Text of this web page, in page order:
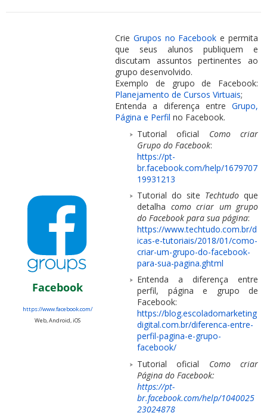
Facebook
https://www.facebook.com/
Web, Android, iOS
Crie Grupos no Facebook e permita
que seus alunos publiquem e
discutam assuntos pertinentes ao
grupo desenvolvido.
Exemplo de grupo de Facebook:
Planejamento de Cursos Virtuais;
Entenda a diferença entre Grupo,
Página e Perfil no Facebook.
Tutorial oficial Como criar
Grupo do Facebook:
https://pt-
br.facebook.com/help/1679707
19931213
Tutorial do site Techtudo que
detalha como criar um grupo
do Facebook para sua página:
https://www.techtudo.com.br/d
icas-e-tutoriais/2018/01/como-
criar-um-grupo-do-facebook-
para-sua-pagina.ghtml
Entenda a diferença entre
perfil, página e grupo de
Facebook:
https://blog.escoladomarketing
digital.com.br/diferenca-entre-
perfil-pagina-e-grupo-
facebook/
Tutorial oficial Como criar
Página do Facebook:
https://pt-
br.facebook.com/help/1040025
23024878